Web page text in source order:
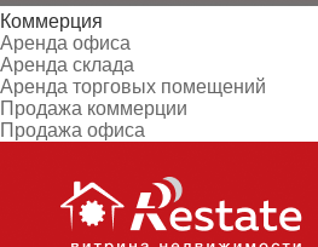
Коммерция
Аренда офиса
Аренда склада
Аренда торговых помещений
Продажа коммерции
Продажа офиса